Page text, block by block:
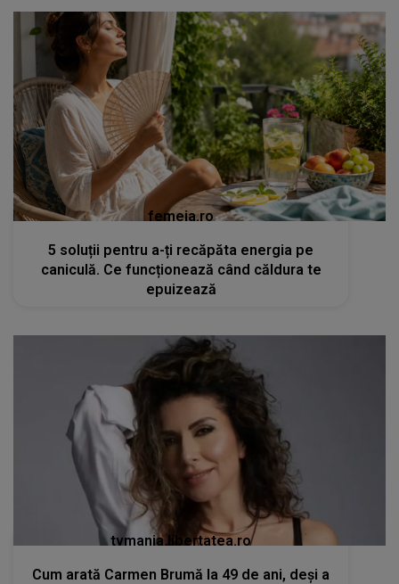
femeia.ro
5 soluții pentru a-ți recăpăta energia pe
caniculă. Ce funcționează când căldura te
epuizează
tvmania.libertatea.ro
Cum arată Carmen Brumă la 49 de ani, deși a